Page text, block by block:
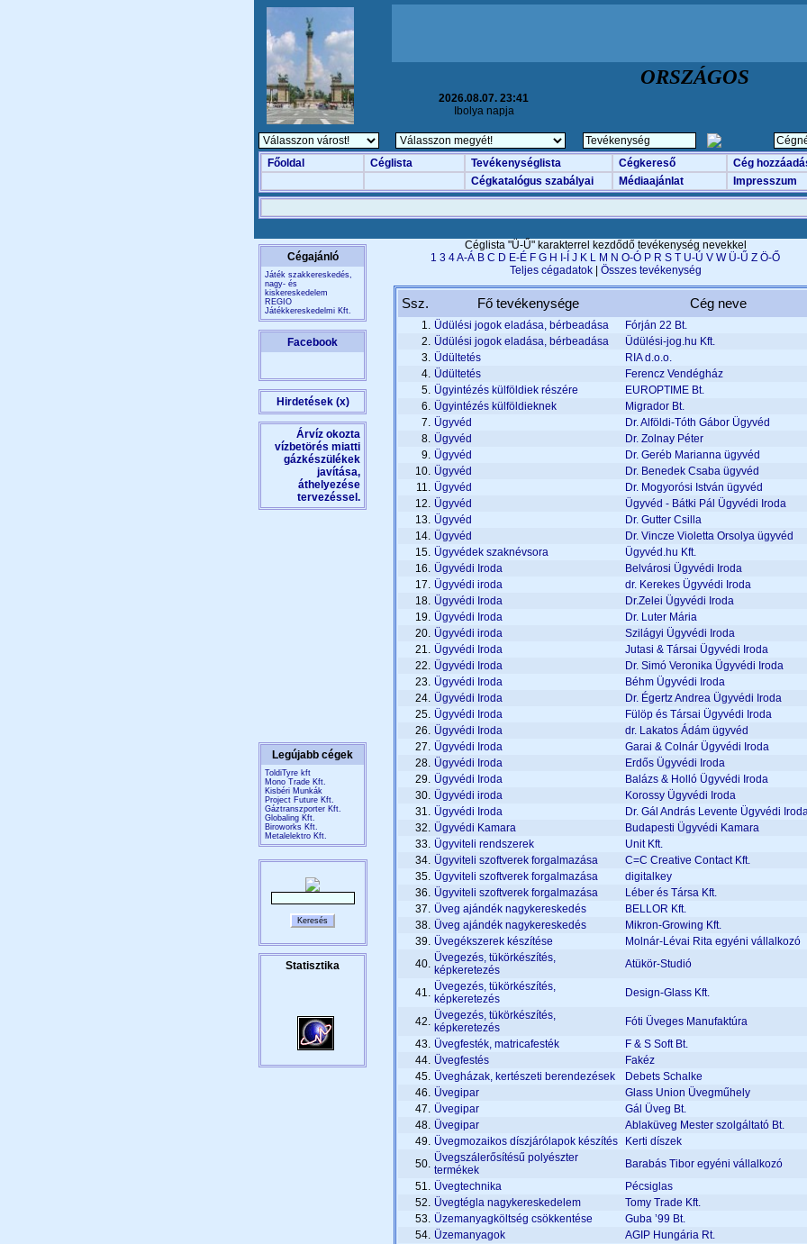
2026.08.07. 23:41
Ibolya napja
ORSZÁGOS
Főoldal Céglista Tevékenységlista Cégkereső
Cég
Cégkatalógus szabályai
Médiaajánlat Impresszum
Cégajánló
Játék szakkereskedés,
nagy- és
kiskereskedelem
REGIO
Játékkereskedelmi Kft.
Facebook
Hirdetések (x)
Árvíz okozta
vízbetörés miatti
gázkészülékek
javítása,
áthelyezése
tervezéssel.
Legújabb cégek
ToldiTyre kft
Mono Trade Kft.
Kisbéri Munkák
Project Future Kft.
Gáztranszporter Kft.
Globaling Kft.
Biroworks Kft.
Metalelektro Kft.
Céglista "Ü-Ű" karakterrel kezdődő tevékenység nevekkel
1 3 4A-Á B C D E-É F G H I-Í J K L M N O-Ó P R S T U-Ú V W Ü-Ű Z Ö-Ő
Teljes cégadatok| Összes tevékenység
Ssz. Fő tevékenysége Cég neve
1. Üdülési jogok eladása, bérbeadása
Fórján 22 Bt.
2. Üdülési jogok eladása, bérbeadása
Üdülési-jog.hu Kft.
3. Üdültetés
RIA d.o.o.
4. Üdültetés
Ferencz Vendégház
5. Ügyintézés külföldiek részére
EUROPTIME Bt.
6. Ügyintézés külföldieknek
Migrador Bt.
7. Ügyvéd
Dr. Alföldi-Tóth Gábor Ügyvéd
8. Ügyvéd
Dr. Zolnay Péter
9. Ügyvéd
Dr. Geréb Marianna ügyvéd
10. Ügyvéd
Dr. Benedek Csaba ügyvéd
11. Ügyvéd
Dr. Mogyorósi István ügyvéd
12. Ügyvéd
Ügyvéd - Bátki Pál Ügyvédi Iroda
13. Ügyvéd
Dr. Gutter Csilla
14. Ügyvéd
Dr. Vincze Violetta Orsolya ügyvéd
15. Ügyvédek szaknévsora
Ügyvéd.hu Kft.
16. Ügyvédi Iroda
Belvárosi Ügyvédi Iroda
17. Ügyvédi iroda
dr. Kerekes Ügyvédi Iroda
18. Ügyvédi Iroda
Dr.Zelei Ügyvédi Iroda
19. Ügyvédi Iroda
Dr. Luter Mária
20. Ügyvédi iroda
Szilágyi Ügyvédi Iroda
21. Ügyvédi Iroda
Jutasi & Társai Ügyvédi Iroda
22. Ügyvédi Iroda
Dr. Simó Veronika Ügyvédi Iroda
23. Ügyvédi Iroda
Béhm Ügyvédi Iroda
24. Ügyvédi Iroda
Dr. Égertz Andrea Ügyvédi Iroda
25. Ügyvédi Iroda
Fülöp és Társai Ügyvédi Iroda
26. Ügyvédi Iroda
dr. Lakatos Ádám ügyvéd
27. Ügyvédi Iroda
Garai & Colnár Ügyvédi Iroda
28. Ügyvédi Iroda
Erdős Ügyvédi Iroda
29. Ügyvédi Iroda
Balázs & Holló Ügyvédi Iroda
30. Ügyvédi iroda
Korossy Ügyvédi Iroda
31. Ügyvédi Iroda
Dr. Gál András Levente Ügyvédi
32. Ügyvédi Kamara
Budapesti Ügyvédi Kamara
33. Ügyviteli rendszerek
Unit Kft.
34. Ügyviteli szoftverek forgalmazása
C=C Creative Contact Kft.
35. Ügyviteli szoftverek forgalmazása
digitalkey
36. Ügyviteli szoftverek forgalmazása
Léber és Társa Kft.
37. Üveg ajándék nagykereskedés
BELLOR Kft.
38. Üveg ajándék nagykereskedés
Mikron-Growing Kft.
39. Üvegékszerek készítése
Molnár-Lévai Rita egyéni vállalkozó
40. Üvegezés, tükörkészítés,
képkeretezés
Atükör-Studió
41. Üvegezés, tükörkészítés,
képkeretezés
Design-Glass Kft.
42. Üvegezés, tükörkészítés,
képkeretezés
Fóti Üveges Manufaktúra
43. Üvegfesték, matricafesték
F & S Soft Bt.
44. Üvegfestés
Fakéz
45. Üvegházak, kertészeti berendezések
Debets Schalke
46. Üvegipar
Glass Union Üvegműhely
47. Üvegipar
Gál Üveg Bt.
48. Üvegipar
Ablaküveg Mester szolgáltató Bt.
49. Üvegmozaikos díszjárólapok készítés
Kerti díszek
50. Üvegszálerősítésű polyészter
termékek
Barabás Tibor egyéni vállalkozó
51. Üvegtechnika
Pécsiglas
52. Üvegtégla nagykereskedelem
Tomy Trade Kft.
53. Üzemanyagköltség csökkentése
Guba ’99 Bt.
54. Üzemanyagok
AGIP Hungária Rt.